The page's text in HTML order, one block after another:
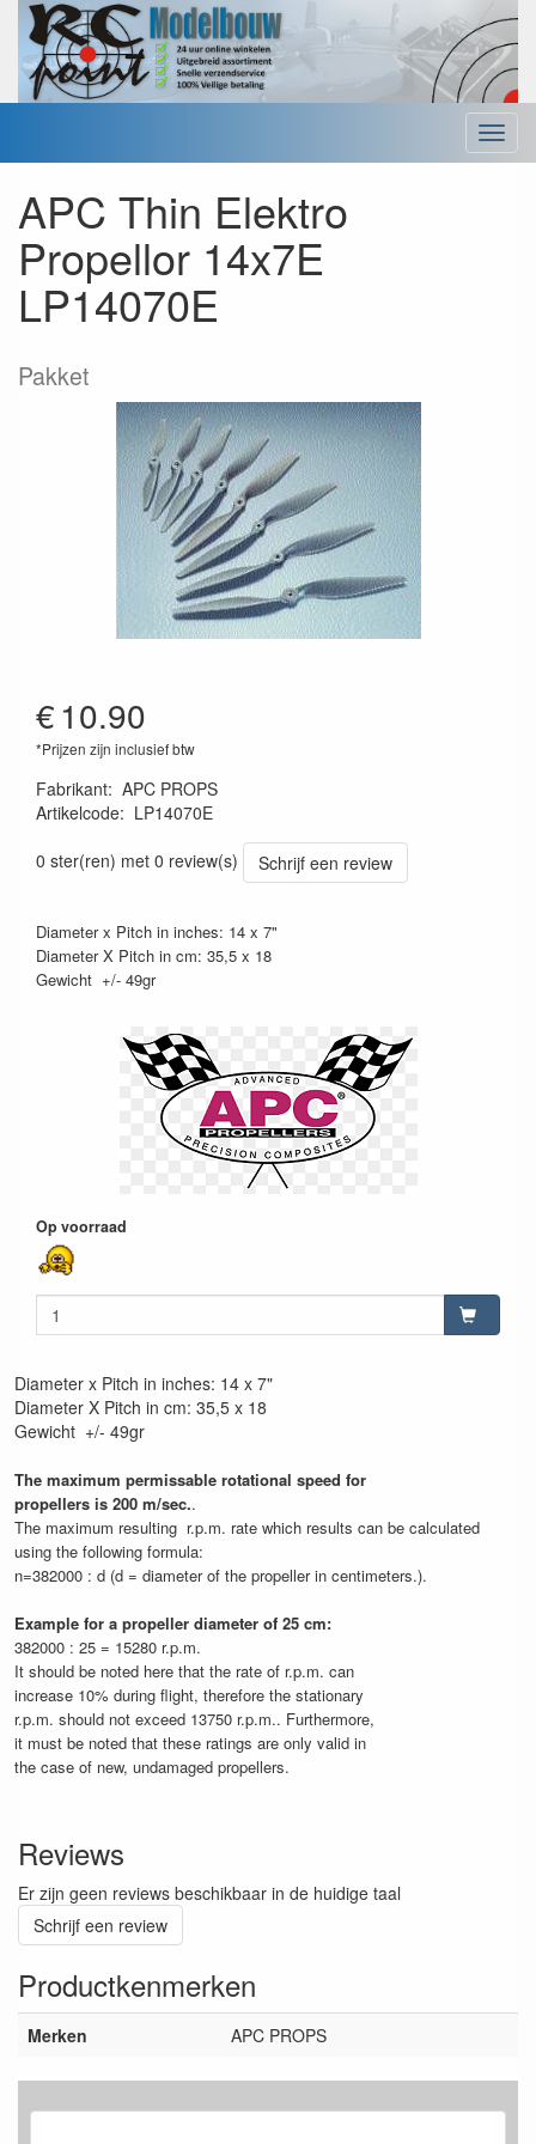
Menu
APC Thin Elektro
Propellor 14x7E
LP14070E
Pakket
€10.90
*Prijzen zijn inclusief btw
Fabrikant: APC PROPS
Artikelcode: LP14070E
0 ster(ren) met 0 review(s)
Schrijf een review
Diameter x Pitch in inches: 14 x 7"
Diameter X Pitch in cm: 35,5 x 18
Gewicht +/- 49gr
Op voorraad
Diameter x Pitch in inches: 14 x 7"
Diameter X Pitch in cm: 35,5 x 18
Gewicht +/- 49gr
The maximum permissable rotational speed for
propellers is 200 m/sec..
The maximum resulting r.p.m. rate which results can be calculated
using the following formula:
n=382000 : d (d = diameter of the propeller in centimeters.).
Example for a propeller diameter of 25 cm:
382000 : 25 = 15280 r.p.m.
It should be noted here that the rate of r.p.m. can
increase 10% during flight, therefore the stationary
r.p.m. should not exceed 13750 r.p.m.. Furthermore,
it must be noted that these ratings are only valid in
the case of new, undamaged propellers.
Reviews
Er zijn geen reviews beschikbaar in de huidige taal
Schrijf een review
Productkenmerken
Merken APC PROPS